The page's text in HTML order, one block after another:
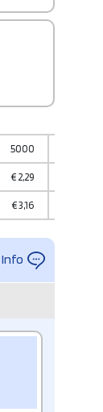
5000
€ 2,29
€3,16
Info